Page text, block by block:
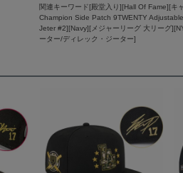
関連キーワード[殿堂入り][Hall Of Fame][キ
Champion Side Patch 9TWENTY
Jeter #2][Navy][メジャーリーグ 大リーグ
ーター/ディレック・ジーター]